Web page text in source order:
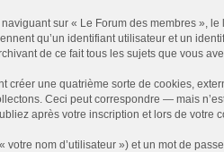
sur « Le Forum des membres
qu’un identifiant utilisateur et un
de ce fait tous les sujets que vous
une quatrième sorte de cookies,
Ceci peut correspondre — mais
après votre inscription et lors de votre
nom d’utilisateur ») et un mot de